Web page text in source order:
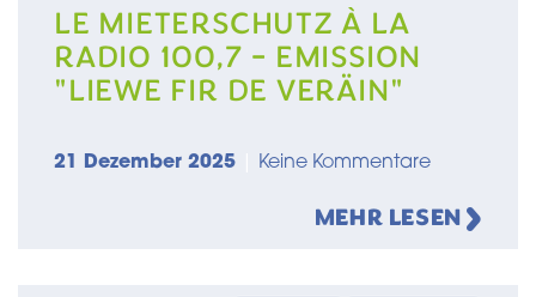
LE MIETERSCHUTZ À LA
RADIO 100,7 - EMISSION
"LIEWE FIR DE VERÄIN"
21 Dezember 2025 Keine Kommentare
MEHR LESEN